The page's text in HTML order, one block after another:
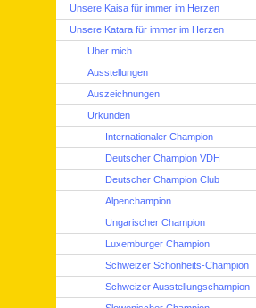
Unsere Kaisa für immer im Herzen
Unsere Katara für immer im Herzen
Über mich
Ausstellungen
Auszeichnungen
Urkunden
Internationaler Champion
Deutscher Champion VDH
Deutscher Champion Club
Alpenchampion
Ungarischer Champion
Luxemburger Champion
Schweizer Schönheits-Champion
Schweizer Ausstellungschampion